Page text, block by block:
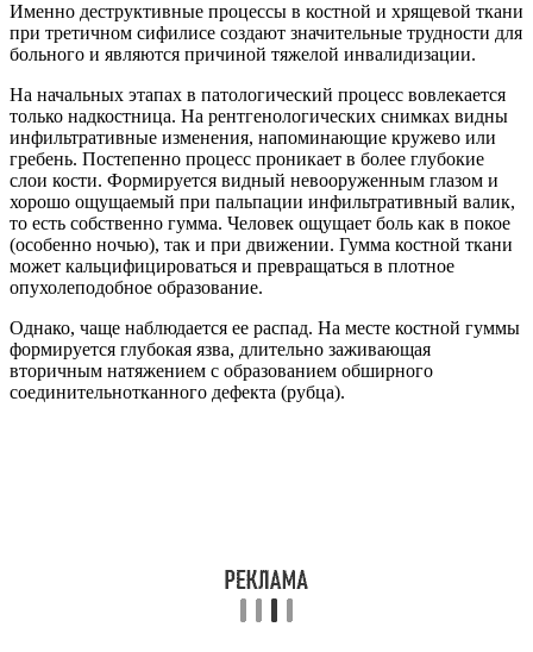
Именно деструктивные процессы в костной и хрящевой ткани
при третичном сифилисе создают значительные трудности для
больного и являются причиной тяжелой инвалидизации.
На начальных этапах в патологический процесс вовлекается
только надкостница. На рентгенологических снимках видны
инфильтративные изменения, напоминающие кружево или
гребень. Постепенно процесс проникает в более глубокие
слои кости. Формируется видный невооруженным глазом и
хорошо ощущаемый при пальпации инфильтративный валик,
то есть собственно гумма. Человек ощущает боль как в покое
(особенно ночью), так и при движении. Гумма костной ткани
может кальцифицироваться и превращаться в плотное
опухолеподобное образование.
Однако, чаще наблюдается ее распад. На месте костной гуммы
формируется глубокая язва, длительно заживающая
вторичным натяжением с образованием обширного
соединительнотканного дефекта (рубца).